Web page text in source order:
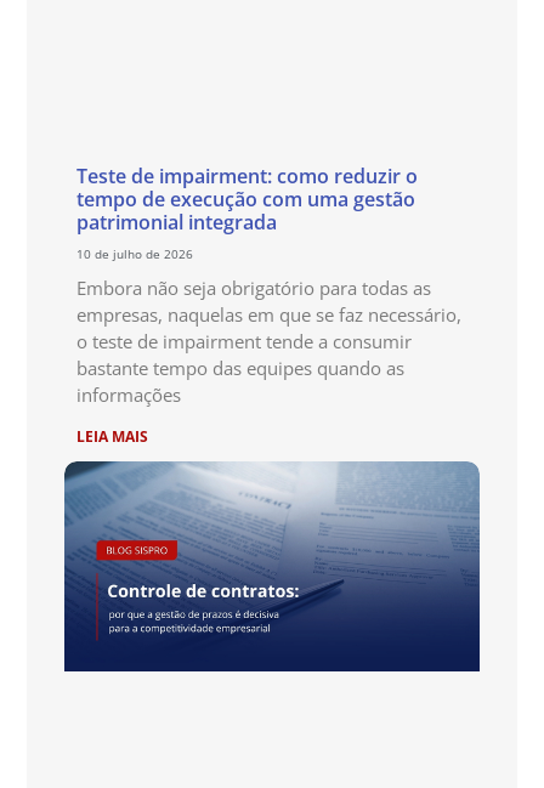
Teste de impairment: como reduzir o
tempo de execução com uma gestão
patrimonial integrada
10 de julho de 2026
Embora não seja obrigatório para todas as
empresas, naquelas em que se faz necessário,
o teste de impairment tende a consumir
bastante tempo das equipes quando as
informações
LEIA MAIS